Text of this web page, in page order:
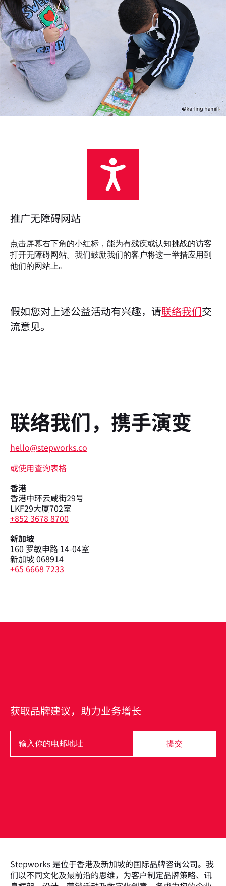
推广无障碍网站
点击屏幕右下角的小红标，能为有残疾或认知挑战的访客
打开无障碍网站。我们鼓励我们的客户将这一举措应用到
他们的网站上。
假如您对上述公益活动有兴趣，请联络我们交
流意见。
联络我们，携手演变
hello@stepworks.co
或使用查询表格
香港
香港中环云咸街29号
LKF29大厦702室
+852 3678 8700
新加坡
160 罗敏申路 14-04室
新加坡 068914
+65 6668 7233
获取品牌建议，助力业务增长
提交
Stepworks 是位于香港及新加坡的国际品牌咨询公司。我
们以不同文化及最前沿的思维，为客户制定品牌策略、讯